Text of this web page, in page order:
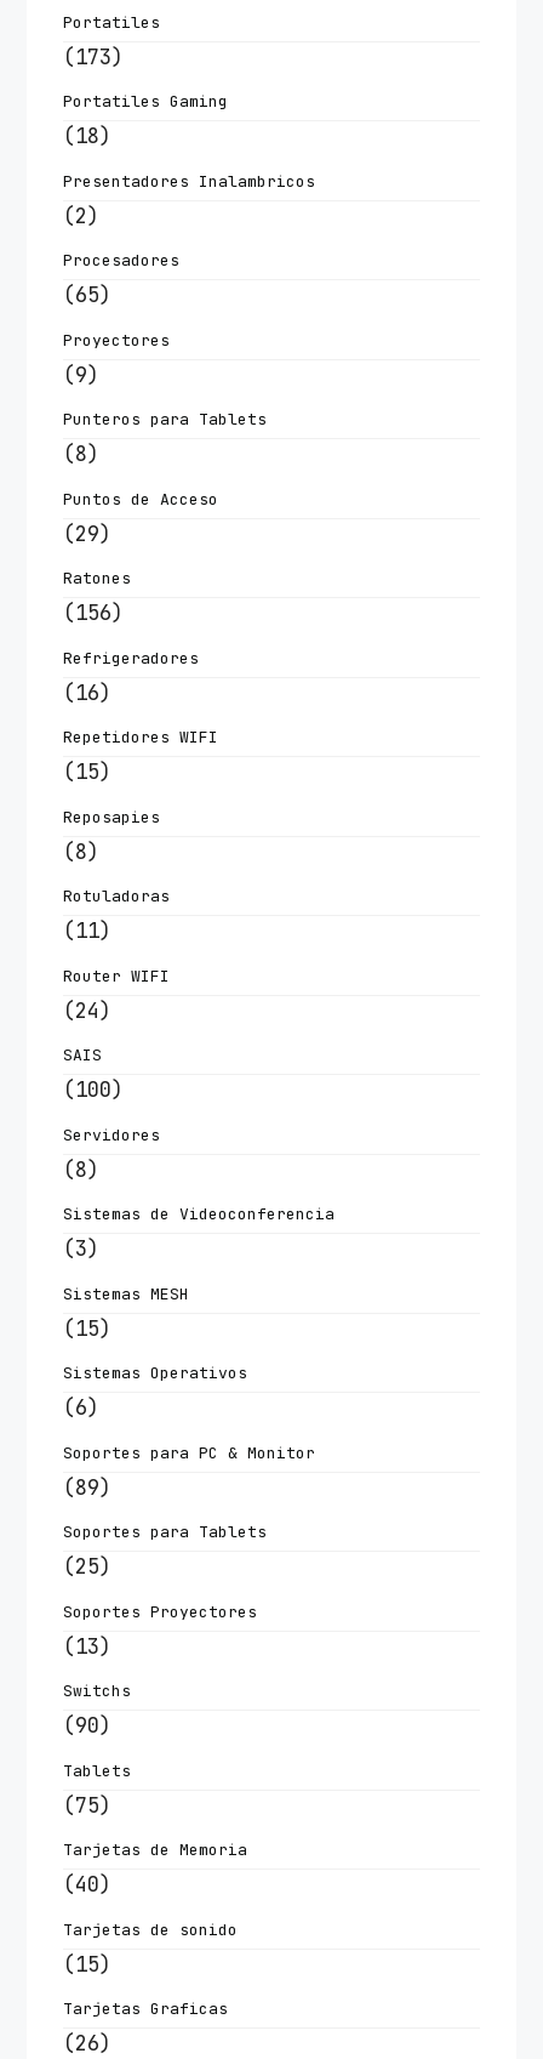
Portatiles
(173)
Portatiles Gaming
(18)
Presentadores Inalambricos
(2)
Procesadores
(65)
Proyectores
(9)
Punteros para Tablets
(8)
Puntos de Acceso
(29)
Ratones
(156)
Refrigeradores
(16)
Repetidores WIFI
(15)
Reposapies
(8)
Rotuladoras
(11)
Router WIFI
(24)
SAIS
(100)
Servidores
(8)
Sistemas de Videoconferencia
(3)
Sistemas MESH
(15)
Sistemas Operativos
(6)
Soportes para PC & Monitor
(89)
Soportes para Tablets
(25)
Soportes Proyectores
(13)
Switchs
(90)
Tablets
(75)
Tarjetas de Memoria
(40)
Tarjetas de sonido
(15)
Tarjetas Graficas
(26)